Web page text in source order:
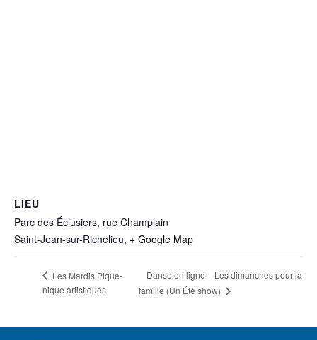
LIEU
Parc des Éclusiers, rue Champlain
Saint-Jean-sur-Richelieu, + Google Map
Les Mardis Pique-
nique artistiques
Danse en ligne – Les dimanches pour la
famille (Un Été show)